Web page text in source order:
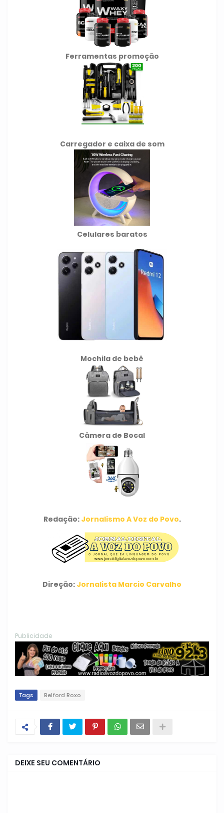
Ferramentas promoção
Carregador e caixa de som
Celulares baratos
Mochila de bebê
Câmera de Bocal
Redação: Jornalismo A Voz do Povo.
Direção: Jornalista Marcio Carvalho
Publicidade
Tags Belford Roxo
DEIXE SEU COMENTÁRIO